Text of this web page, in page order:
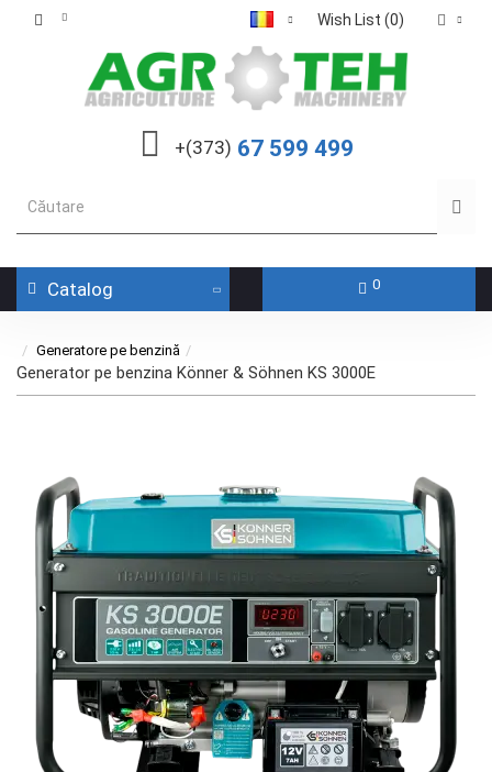
Wish List (0)
+(373) 67 599 499
Catalog 0
Generatore pe benzină
Generator pe benzina Könner & Söhnen KS 3000E